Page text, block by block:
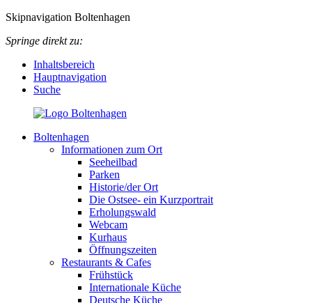
Skipnavigation Boltenhagen
Springe direkt zu:
Inhaltsbereich
Hauptnavigation
Suche
Boltenhagen
Informationen zum Ort
Seeheilbad
Parken
Historie/der Ort
Die Ostsee- ein Kurzportrait
Erholungswald
Webcam
Kurhaus
Öffnungszeiten
Restaurants & Cafes
Frühstück
Internationale Küche
Deutsche Küche